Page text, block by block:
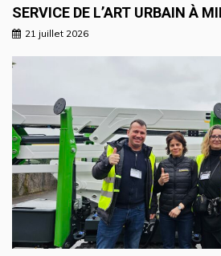
SERVICE DE L’ART URBAIN À
21 juillet 2026